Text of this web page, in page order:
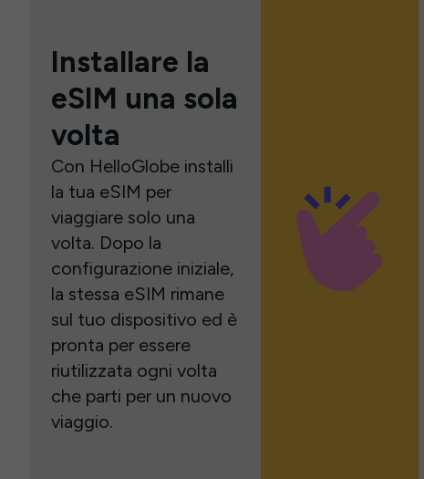
Installare la
eSIM una sola
volta
Con HelloGlobe installi
la tua eSIM per
viaggiare solo una
volta. Dopo la
configurazione iniziale,
la stessa eSIM rimane
sul tuo dispositivo ed è
pronta per essere
riutilizzata ogni volta
che parti per un nuovo
viaggio.